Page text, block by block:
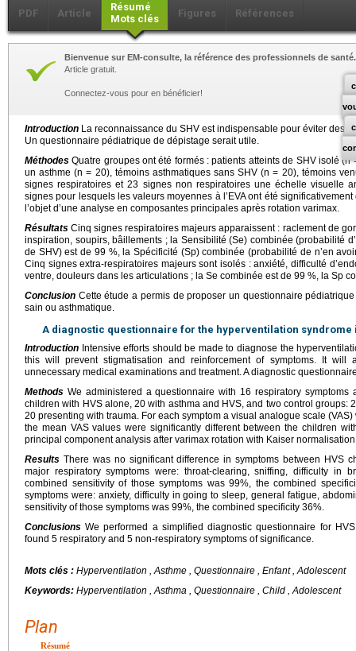
PDF Article
Résumé
Mots clés
Figures Références
Bienvenue sur EM-consulte, la référence des professionnels de santé.
Article gratuit.
Connectez-vous pour en bénéficier!
Introduction La reconnaissance du SHV est indispensable pour éviter des
Un questionnaire pédiatrique de dépistage serait utile.
Méthodes Quatre groupes ont été formés : patients atteints de SHV isolé
un asthme (n = 20), témoins asthmatiques sans SHV (n = 20), témoins
signes respiratoires et 23 signes non respiratoires une échelle visuelle
signes pour lesquels les valeurs moyennes à l’EVA ont été
l’objet d’une analyse en composantes principales après rotation varimax.
Résultats Cinq signes respiratoires majeurs apparaissent : raclement de
inspiration, soupirs, bâillements ; la Sensibilité (Se) combinée (probabilité
de SHV) est de 99 %, la Spécificité (Sp) combinée (probabilité de n’en
Cinq signes extra-respiratoires majeurs sont isolés : anxiété, difficulté
ventre, douleurs dans les articulations ; la Se combinée est de 99 %, la Sp
Conclusion Cette étude a permis de proposer un questionnaire
sain ou asthmatique.
A diagnostic questionnaire for the hyperventilation
Introduction Intensive efforts should be made to diagnose the
this will prevent stigmatisation and reinforcement of symptoms. It will
unnecessary medical examinations and treatment. A diagnostic
Methods We administered a questionnaire with 16 respiratory
children with HVS alone, 20 with asthma and HVS, and two control groups:
20 presenting with trauma. For each symptom a visual analogue scale
the mean VAS values were significantly different between the children
principal component analysis after varimax rotation with Kaiser
Results There was no significant difference in symptoms between HVS
major respiratory symptoms were: throat-clearing, sniffing, difficulty in
combined sensitivity of those symptoms was 99%, the combined
symptoms were: anxiety, difficulty in going to sleep, general fatigue,
sensitivity of those symptoms was 99%, the combined specificity 36%.
Conclusions We performed a simplified diagnostic questionnaire for
found 5 respiratory and 5 non-respiratory symptoms of significance.
Mots clés : Hyperventilation , Asthme , Questionnaire , Enfant , Adolescent
Keywords: Hyperventilation , Asthma , Questionnaire , Child , Adolescent
Plan
Résumé